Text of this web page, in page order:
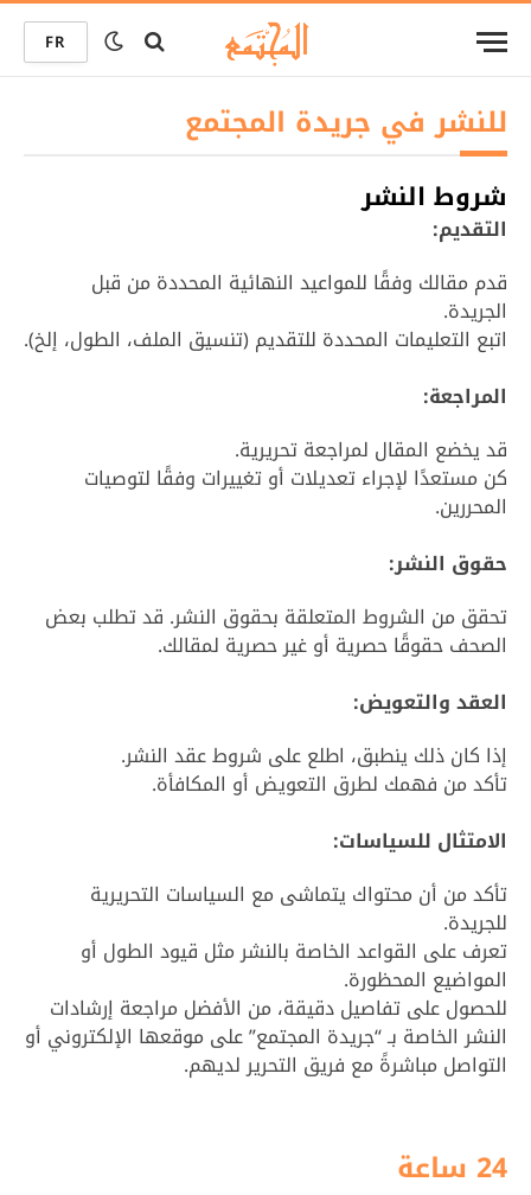
FR
للنشر في جريدة المجتمع
شروط النشر
التقديم:
قدم مقالك وفقًا للمواعيد النهائية المحددة من قبل
الجريدة.
اتبع التعليمات المحددة للتقديم (تنسيق الملف، الطول، إلخ).
المراجعة:
قد يخضع المقال لمراجعة تحريرية.
كن مستعدًا لإجراء تعديلات أو تغييرات وفقًا لتوصيات
المحررين.
حقوق النشر:
تحقق من الشروط المتعلقة بحقوق النشر. قد تطلب بعض
الصحف حقوقًا حصرية أو غير حصرية لمقالك.
العقد والتعويض:
إذا كان ذلك ينطبق، اطلع على شروط عقد النشر.
تأكد من فهمك لطرق التعويض أو المكافأة.
الامتثال للسياسات:
تأكد من أن محتواك يتماشى مع السياسات التحريرية
للجريدة.
تعرف على القواعد الخاصة بالنشر مثل قيود الطول أو
المواضيع المحظورة.
للحصول على تفاصيل دقيقة، من الأفضل مراجعة إرشادات
النشر الخاصة بـ “جريدة المجتمع” على موقعها الإلكتروني أو
التواصل مباشرةً مع فريق التحرير لديهم.
24 ساعة